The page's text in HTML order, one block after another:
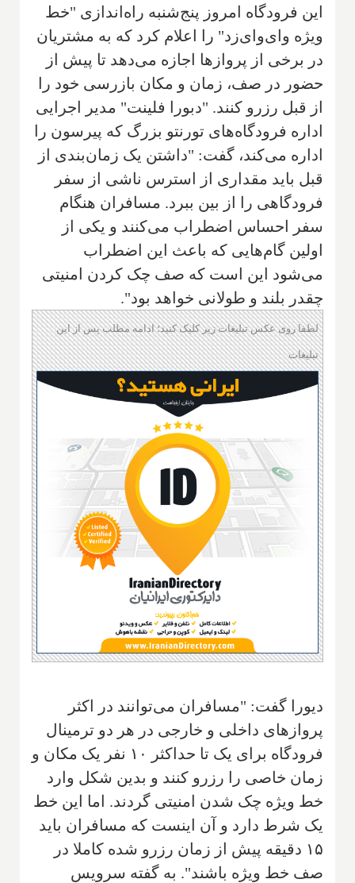
این فرودگاه امروز پنج‌شنبه راه‌اندازی "خط
ویژه وای‌وای‌زد" را اعلام کرد که به مشتریان
در برخی از پروازها اجازه می‌دهد تا پیش از
حضور در صف، زمان و مکان بازرسی خود را
از قبل رزرو کنند. "دبورا فلینت" مدیر اجرایی
اداره فرودگاه‌های تورنتو بزرگ که پیرسون را
اداره می‌کند، گفت: "داشتن یک زمان‌بندی از
قبل باید مقداری از استرس ناشی از سفر
فرودگاهی را از بین ببرد. مسافران هنگام
سفر احساس اضطراب می‌کنند و یکی از
اولین گام‌هایی که باعث این اضطراب
می‌شود این است که صف چک کردن امنیتی
چقدر بلند و طولانی خواهد بود".
لطفا روی عکس تبلیغات زیر کلیک کنید؛ ادامه مطلب پس از این
تبلیغات
دیورا گفت: "مسافران می‌توانند در اکثر
پروازهای داخلی و خارجی در هر دو ترمینال
فرودگاه برای یک تا حداکثر ۱۰ نفر یک مکان و
زمان خاصی را رزرو کنند و بدین شکل وارد
خط ویژه چک شدن امنیتی گردند. اما این خط
یک شرط دارد و آن اینست که مسافران باید
۱۵ دقیقه پیش از زمان رزرو شده کاملا در
صف خط ویژه باشند". به گفته سرویس